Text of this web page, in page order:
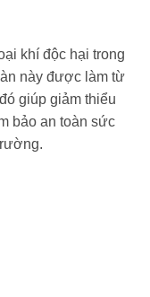
khí độc hại trong
này được làm từ
giúp giảm thiểu
bảo an toàn sức